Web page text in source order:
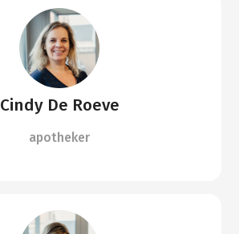
Cindy De Roeve
apotheker